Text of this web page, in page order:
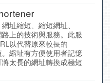
址縮短、縮短網址、
上的技術與服務。此服
以代替原來較長的
縮址有方便使用者記憶
太長的網址轉換成極短